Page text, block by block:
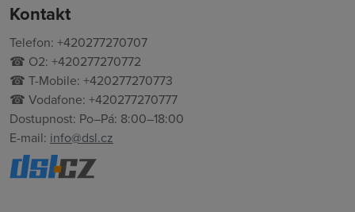
Kontakt
Telefon: +420277270707
☎ O2: +420277270772
☎ T-Mobile: +420277270773
☎ Vodafone: +420277270777
Dostupnost: Po–Pá: 8:00–18:00
E-mail: info@dsl.cz